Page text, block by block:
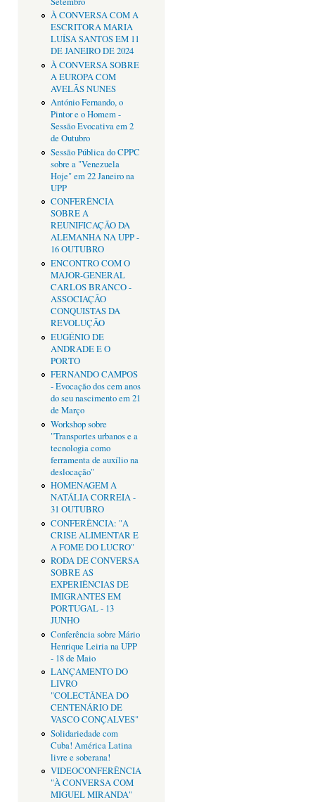
À CONVERSA COM A
ESCRITORA MARIA
LUÍSA SANTOS EM 11
DE JANEIRO DE 2024
À CONVERSA SOBRE
A EUROPA COM
AVELÃS NUNES
António Fernando, o
Pintor e o Homem -
Sessão Evocativa em 2
de Outubro
Sessão Pública do CPPC
sobre a "Venezuela
Hoje" em 22 Janeiro na
UPP
CONFERÊNCIA
SOBRE A
REUNIFICAÇÃO DA
ALEMANHA NA UPP -
16 OUTUBRO
ENCONTRO COM O
MAJOR-GENERAL
CARLOS BRANCO -
ASSOCIAÇÃO
CONQUISTAS DA
REVOLUÇÃO
EUGÉNIO DE
ANDRADE E O
PORTO
FERNANDO CAMPOS
- Evocação dos cem anos
do seu nascimento em 21
de Março
Workshop sobre
"Transportes urbanos e a
tecnologia como
ferramenta de auxílio na
deslocação"
HOMENAGEM A
NATÁLIA CORREIA -
31 OUTUBRO
CONFERÊNCIA: "A
CRISE ALIMENTAR E
A FOME DO LUCRO"
RODA DE CONVERSA
SOBRE AS
EXPERIÊNCIAS DE
IMIGRANTES EM
PORTUGAL - 13
JUNHO
Conferência sobre Mário
Henrique Leiria na UPP
- 18 de Maio
LANÇAMENTO DO
LIVRO
"COLECTÂNEA DO
CENTENÁRIO DE
VASCO CONÇALVES"
Solidariedade com
Cuba! América Latina
livre e soberana!
VIDEOCONFERÊNCIA
"À CONVERSA COM
MIGUEL MIRANDA"